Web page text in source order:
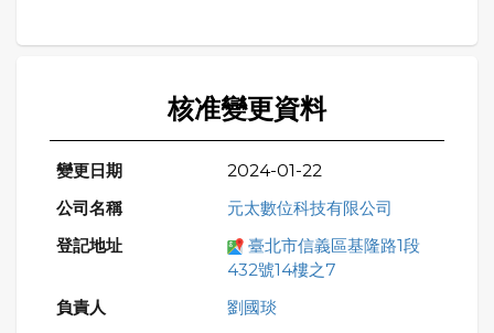
核准變更資料
2024-01-22
元太數位科技有限公司
臺北市信義區基隆路1段
432號14樓之7
劉國琰